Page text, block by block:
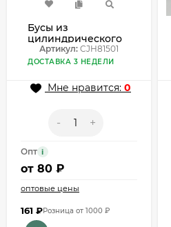
Бусы из
цилиндрического
бисера в морском
стиле CJH81501
Артикул: CJH81501
ДОСТАВКА 3 НЕДЕЛИ
Мне нравится: 0
- +
Опт i
от 80 ₽
оптовые цены
161 ₽Розница от 1000 ₽